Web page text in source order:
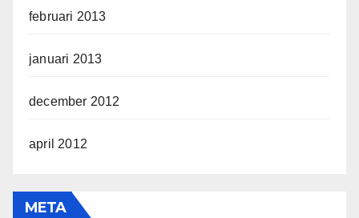
februari 2013
januari 2013
december 2012
april 2012
META